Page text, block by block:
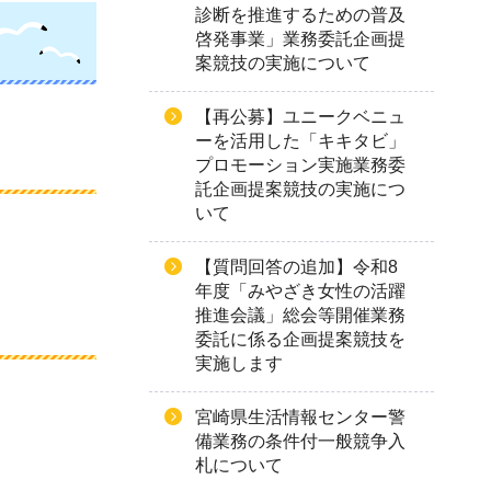
診断を推進するための普及
啓発事業」業務委託企画提
案競技の実施について
【再公募】ユニークベニュ
ーを活用した「キキタビ」
プロモーション実施業務委
託企画提案競技の実施につ
いて
【質問回答の追加】令和8
年度「みやざき女性の活躍
推進会議」総会等開催業務
委託に係る企画提案競技を
実施します
宮崎県生活情報センター警
備業務の条件付一般競争入
札について